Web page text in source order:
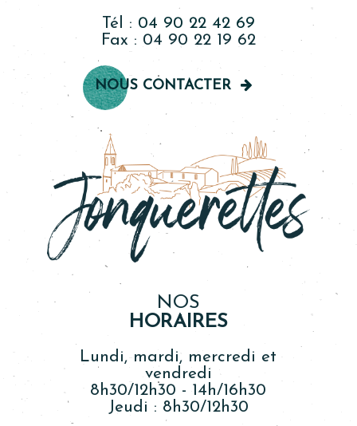
Tél : 04 90 22 42 69
Fax : 04 90 22 19 62
NOUS CONTACTER
NOS
HORAIRES
Lundi, mardi, mercredi et
vendredi
8h30/12h30 - 14h/16h30
Jeudi : 8h30/12h30